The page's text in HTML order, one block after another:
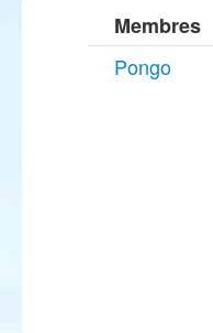
Membres
Pongo